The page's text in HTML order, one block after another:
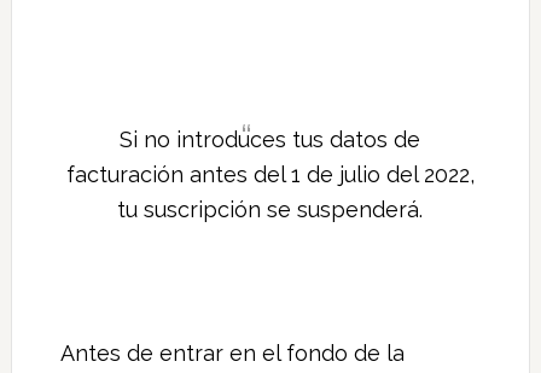
Si no introduces tus datos de
facturación antes del 1 de julio del 2022,
tu suscripción se suspenderá.
Antes de entrar en el fondo de la